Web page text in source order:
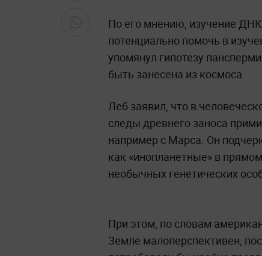
По его мнению, изучение
потенциально помочь в
упомянул гипотезу
быть занесена из космоса.
Леб заявил, что в
следы древнего заноса
например с Марса. Он
как «инопланетные» в
необычных генетических
При этом, по словам
Земле малоперспективен,